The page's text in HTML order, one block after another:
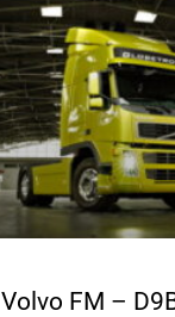
Volvo FM –